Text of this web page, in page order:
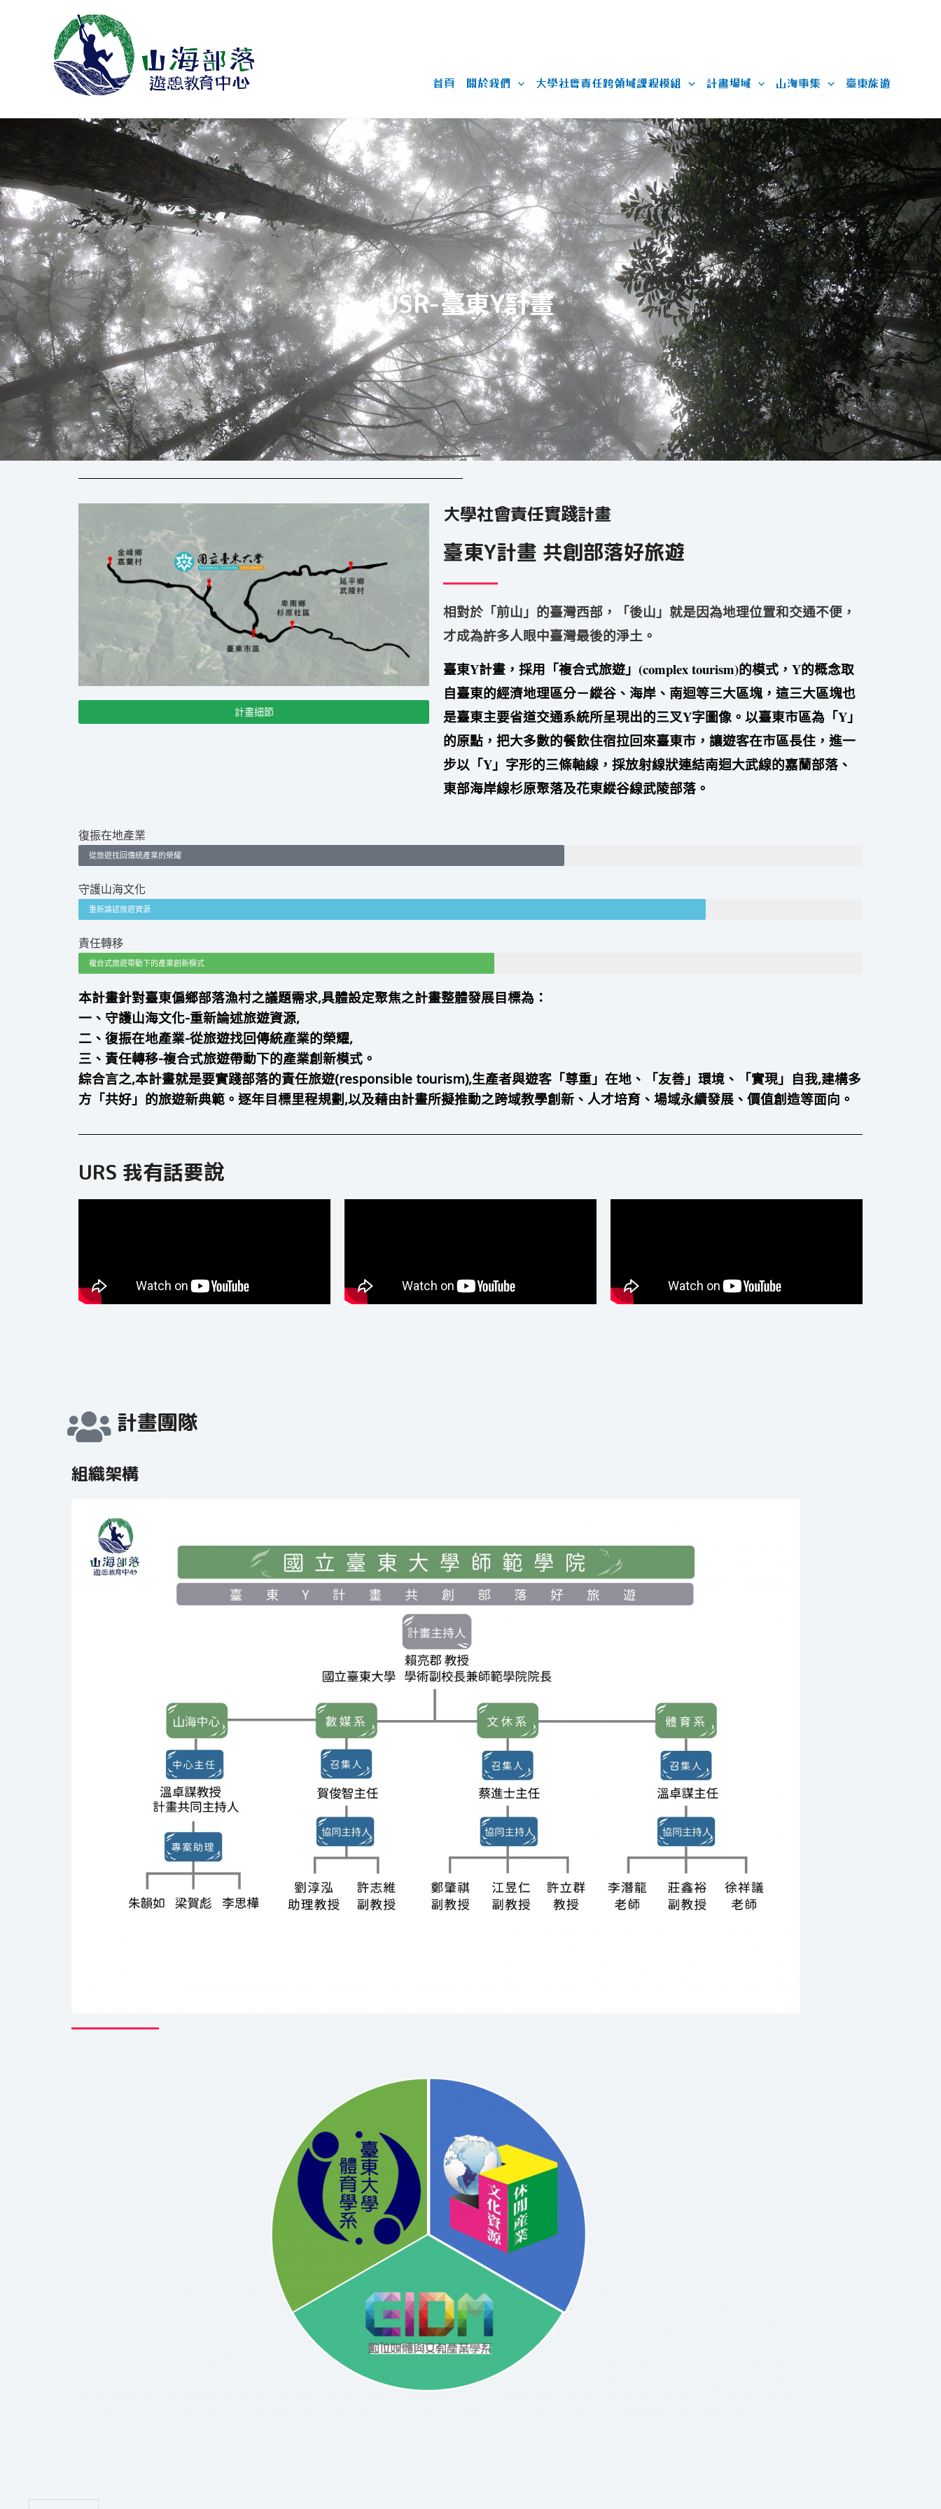
首頁 關於我們 大學社會責任跨領域課程模組 計畫場域 山海事集 臺東旅遊
USR-臺東Y計畫
計畫細節
大學社會責任實踐計畫
臺東Y計畫 共創部落好旅遊
相對於「前山」的臺灣西部，「後山」就是因為地理位置和交通不便，
才成為許多人眼中臺灣最後的淨土。
臺東Y計畫，採用「複合式旅遊」 (complex tourism)的模式， Y的概念取
自臺東的經濟地理區分－縱谷、海岸、南迴等三大區塊，這三大區塊也
是臺東主要省道交通系統所呈現出的三叉Y字圖像。以臺東市區為「Y」
的原點，把大多數的餐飲住宿拉回來臺東市，讓遊客在市區長住，進一
步以「Y」字形的三條軸線，採放射線狀連結南迴大武線的嘉蘭部落、
東部海岸線杉原聚落及花東縱谷線武陵部落。
復振在地產業
從旅遊找回傳統產業的榮耀
守護山海文化
重新論述旅遊資源
責任轉移
複合式旅遊帶動下的產業創新模式
本計畫針對臺東偏鄉部落漁村之議題需求,具體設定聚焦之計畫整體發展目標為：
一、守護山海文化-重新論述旅遊資源,
二、復振在地產業-從旅遊找回傳統產業的榮耀,
三、責任轉移-複合式旅遊帶動下的產業創新模式。
綜合言之,本計畫就是要實踐部落的責任旅遊(responsible tourism),生產者與遊客「尊重」在地、「友善」環境、「實現」自我,建構多
方「共好」的旅遊新典範。逐年目標里程規劃,以及藉由計畫所擬推動之跨域教學創新、人才培育、場域永續發展、價值創造等面向。
URS 我有話要說
計畫團隊
組織架構